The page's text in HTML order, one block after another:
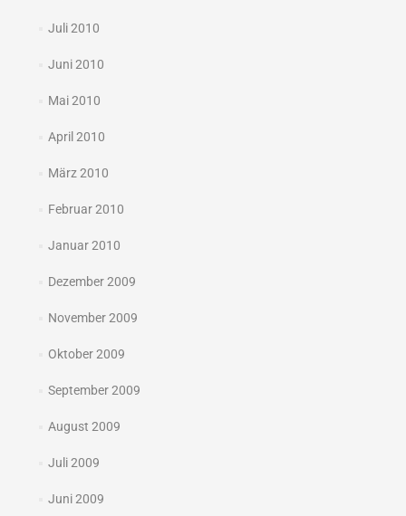
Juli 2010
Juni 2010
Mai 2010
April 2010
März 2010
Februar 2010
Januar 2010
Dezember 2009
November 2009
Oktober 2009
September 2009
August 2009
Juli 2009
Juni 2009